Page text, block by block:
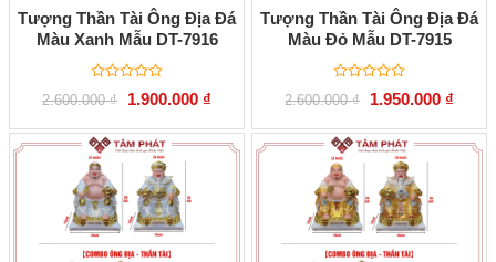
Tượng Thần Tài Ông Địa Đá
Màu Xanh Mẫu DT-7916
Được
xếp
0
5
sao
2.600.000₫
Giá
là:
2.600.000 ₫.
1.900.000 ₫Giá
tại
là:
1.900.000 ₫.
Tượng Thần Tài Ông Địa Đá
Màu Đỏ Mẫu DT-7915
Được
xếp
0
5
sao
2.600.000₫
Giá
là:
2.600.000 ₫.
1.950.000 ₫Giá
tại
là: